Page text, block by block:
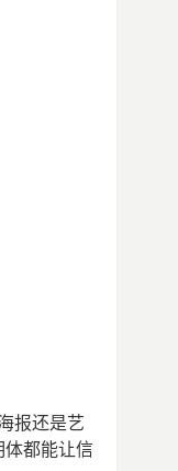
报还是艺
都能让信